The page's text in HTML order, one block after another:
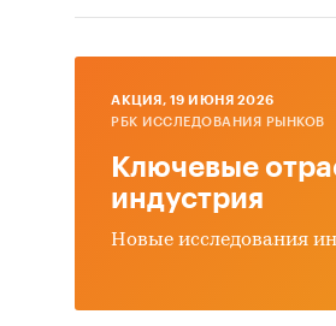
AКЦИЯ, 19 ИЮНЯ 2026
РБК ИССЛЕДОВАНИЯ РЫНКОВ
Ключевые
индустрия
Новые исследования